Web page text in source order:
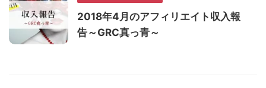
2018年4月のアフィリエイト収入報
告～GRC真っ青～